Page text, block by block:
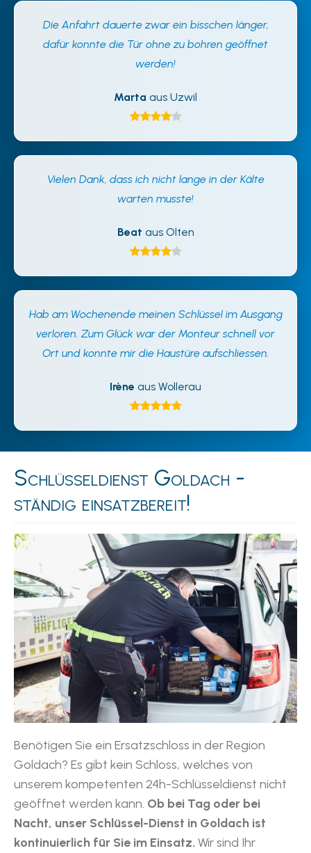
Die Anfahrt dauerte zwar ein bisschen länger,
dafür konnte die Tür ohne zu bohren geöffnet
werden!
Marta aus Uzwil
Vielen Dank, dass ich nicht lange in der Kälte
warten musste!
Beat aus Olten
Hab am Wochenende meinen Schlüssel im Ausgang
verloren. Zum Glück war der Monteur schnell vor
Ort und konnte mir die Haustüre aufschliessen.
Irène aus Wollerau
Schlüsseldienst Goldach -
ständig einsatzbereit!
Benötigen Sie ein Ersatzschloss in der Region
Goldach? Es gibt kein Schloss, welches von
unserem kompetenten 24h-Schlüsseldienst nicht
geöffnet werden kann. Ob bei Tag oder bei
Nacht, unser Schlüssel-Dienst in Goldach ist
kontinuierlich für Sie im Einsatz. Wir sind Ihr